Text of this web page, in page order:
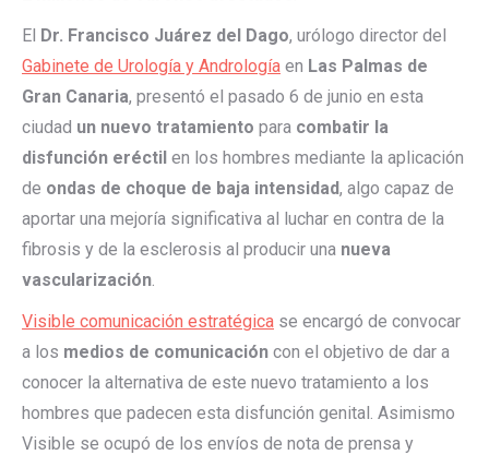
El Dr. Francisco Juárez del Dago, urólogo director del
Gabinete de Urología y Andrología en Las Palmas de
Gran Canaria, presentó el pasado 6 de junio en esta
ciudad un nuevo tratamiento para combatir la
disfunción eréctil en los hombres mediante la aplicación
de ondas de choque de baja intensidad, algo capaz de
aportar una mejoría significativa al luchar en contra de la
fibrosis y de la esclerosis al producir una nueva
vascularización.
Visible comunicación estratégica se encargó de convocar
a los medios de comunicación con el objetivo de dar a
conocer la alternativa de este nuevo tratamiento a los
hombres que padecen esta disfunción genital. Asimismo
Visible se ocupó de los envíos de nota de prensa y